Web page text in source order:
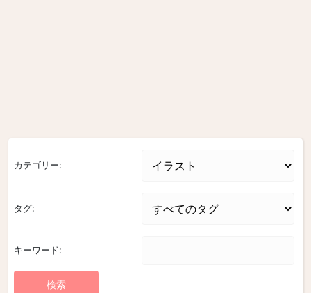
カテゴリー:
タグ:
キーワード: